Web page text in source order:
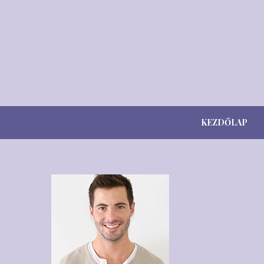
KEZDŐLAP